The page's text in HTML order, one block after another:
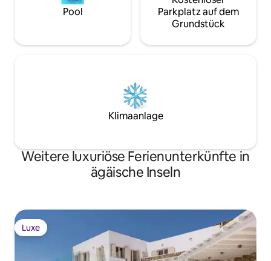
Pool
Parkplatz auf dem
Grundstück
Klimaanlage
Weitere luxuriöse Ferienunterkünfte in
ägäische Inseln
Luxe
Luxe